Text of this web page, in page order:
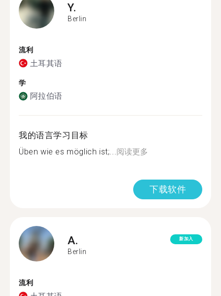
Y.
Berlin
流利
土耳其语
学
阿拉伯语
我的语言学习目标
Üben wie es möglich ist;...阅读更多
下载软件
A.
Berlin
新加入
流利